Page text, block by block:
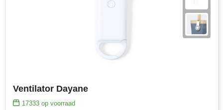
Ventilator Dayane
17333op voorraad